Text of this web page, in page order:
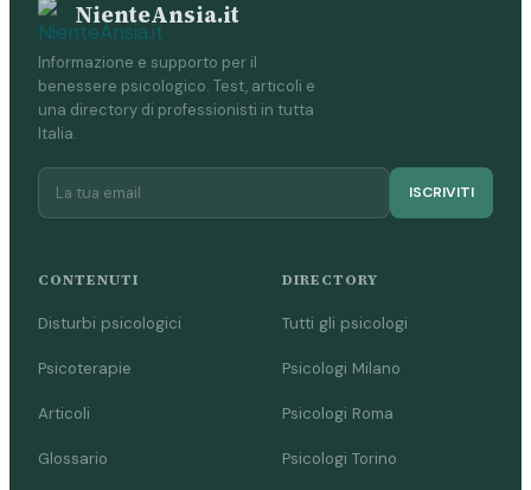
NienteAnsia.it
Informazione e supporto per il
benessere psicologico. Test, articoli e
una directory di professionisti in tutta
Italia.
ISCRIVITI
CONTENUTI
Disturbi psicologici
Psicoterapie
Articoli
Glossario
DIRECTORY
Tutti gli psicologi
Psicologi Milano
Psicologi Roma
Psicologi Torino